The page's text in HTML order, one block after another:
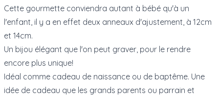
Cette gourmette conviendra autant à bébé qu'à un
l'enfant, il y a en effet deux anneaux d'ajustement, à 12cm
et 14cm.
Un bijou élégant que l'on peut graver, pour le rendre
encore plus unique!
Idéal comme cadeau de naissance ou de baptême. Une
idée de cadeau que les grands parents ou parrain et